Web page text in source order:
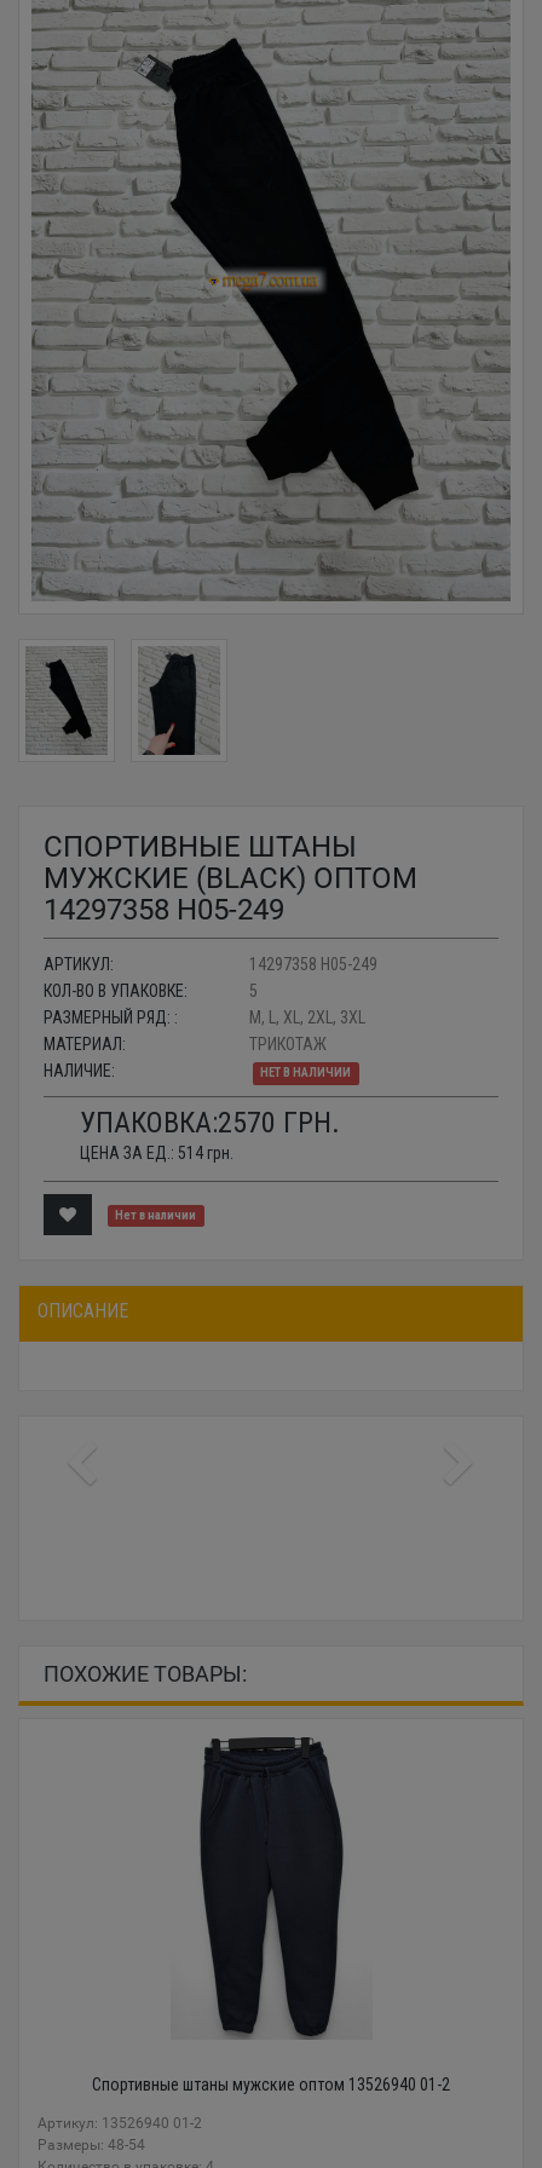
СПОРТИВНЫЕ ШТАНЫ
МУЖСКИЕ (BLACK) ОПТОМ
14297358 H05-249
АРТИКУЛ:
14297358 H05-249
КОЛ-ВО В УПАКОВКЕ:
5
РАЗМЕРНЫЙ РЯД: :
M, L, XL, 2XL, 3XL
МАТЕРИАЛ:
ТРИКОТАЖ
НАЛИЧИЕ:
НЕТ В НАЛИЧИИ
УПАКОВКА:2570 ГРН.
ЦЕНА ЗА ЕД.: 514 грн.
Нет в наличии
ОПИСАНИЕ
ПОХОЖИЕ ТОВАРЫ:
Спортивные штаны мужские оптом 13526940 01-2
Артикул: 13526940 01-2
Размеры: 48-54